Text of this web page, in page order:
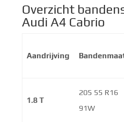
Overzicht
Audi A4 Cabrio
Aandrijving
1.8 T
205 55 R16
91W